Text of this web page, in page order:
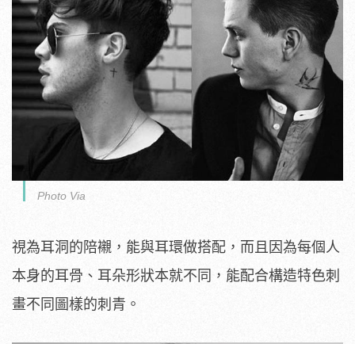
Photo Via
視為耳洞的陪襯，能與耳環做搭配，而且因為每個人
本身的耳骨、耳朵形狀本就不同，能配合構造特色刺
畫不同圖樣的刺青。